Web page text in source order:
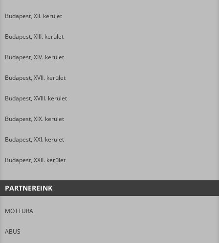
Budapest, XII. kerület
Budapest, XIII. kerület
Budapest, XIV. kerület
Budapest, XVII. kerület
Budapest, XVIII. kerület
Budapest, XIX. kerület
Budapest, XXI. kerület
Budapest, XXII. kerület
PARTNEREINK
MOTTURA
ABUS